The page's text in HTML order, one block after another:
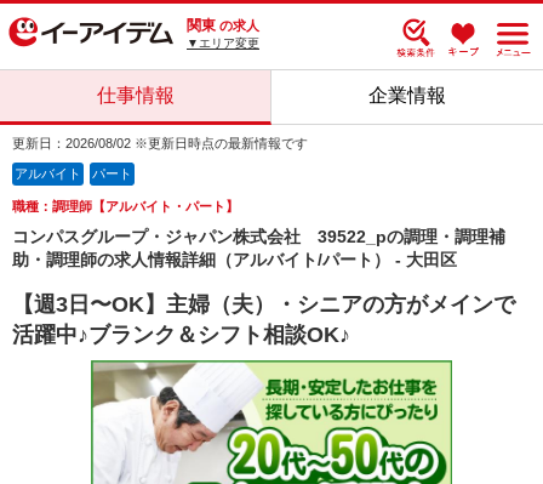
関東 の求人
▼エリア変更
仕事情報 企業情報
更新日：2026/08/02 ※更新日時点の最新情報です
アルバイト パート
職種：調理師【アルバイト・パート】
コンパスグループ・ジャパン株式会社 39522_pの調理・調理補
助・調理師の求人情報詳細（アルバイト/パート） - 大田区
【週3日〜OK】主婦（夫）・シニアの方がメインで
活躍中♪ブランク＆シフト相談OK♪